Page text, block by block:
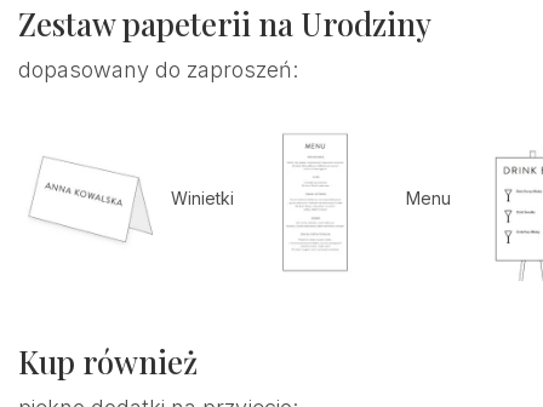
Zestaw papeterii na Urodziny
dopasowany do zaproszeń:
Winietki Menu
Kup również